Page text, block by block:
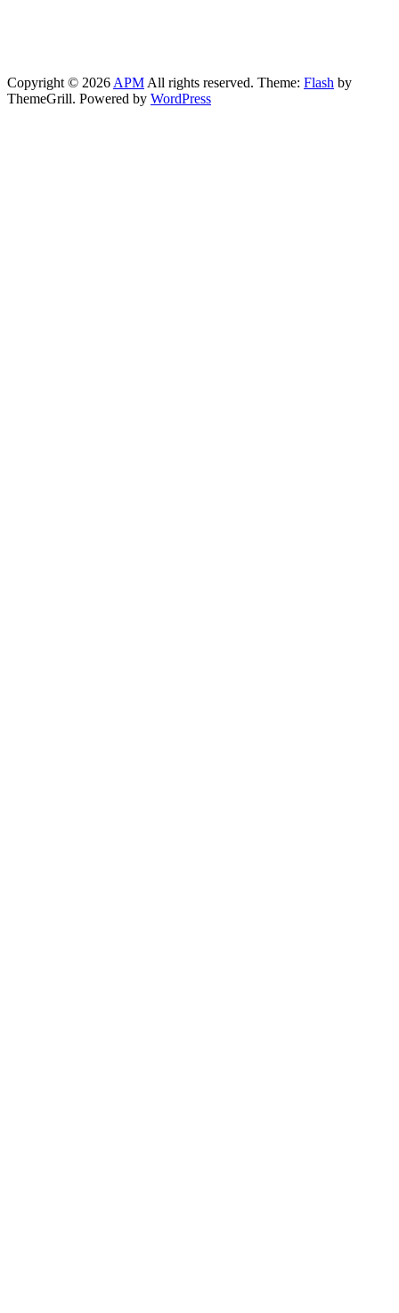
Copyright © 2026 APM All rights reserved. Theme: Flash by
ThemeGrill. Powered by WordPress